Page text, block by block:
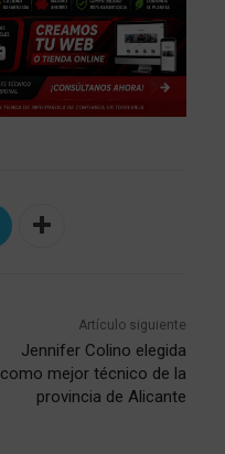
Artículo siguiente
Jennifer Colino elegida
como mejor técnico de la
provincia de Alicante